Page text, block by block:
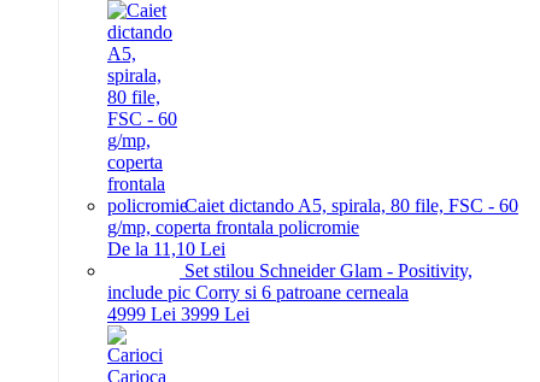
Caiet dictando A5, spirala, 80 file, FSC - 60
g/mp, coperta frontala policromie
De la 11,10 Lei
Set stilou Schneider Glam - Positivity,
include pic Corry si 6 patroane cerneala
4999 Lei 3999 Lei